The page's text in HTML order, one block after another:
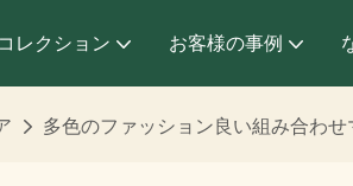
コレクション お客様の事例
多色のファッション良い組み合わ